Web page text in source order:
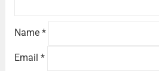
Name *
Email *